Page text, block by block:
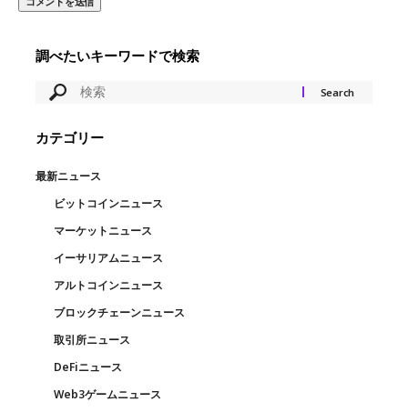
調べたいキーワードで検索
カテゴリー
最新ニュース
ビットコインニュース
マーケットニュース
イーサリアムニュース
アルトコインニュース
ブロックチェーンニュース
取引所ニュース
DeFiニュース
Web3ゲームニュース